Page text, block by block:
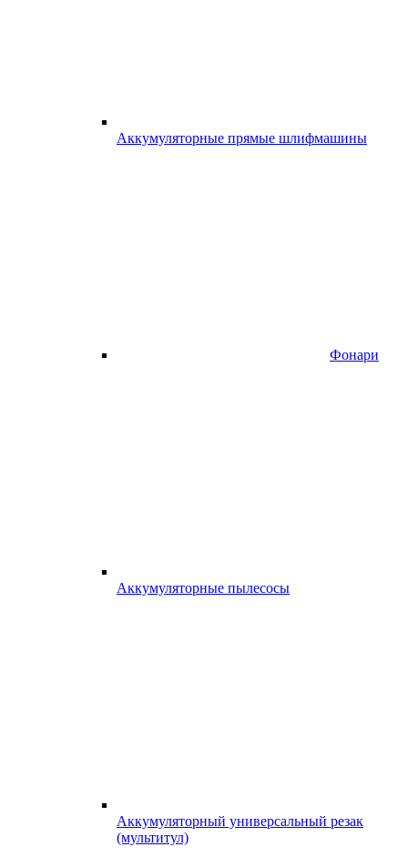
Аккумуляторные прямые шлифмашины
Фонари
Аккумуляторные пылесосы
Аккумуляторный универсальный резак
(мультитул)